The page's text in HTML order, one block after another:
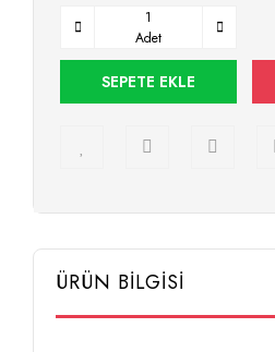
Adet
SEPETE EKLE
ÜRÜN BİLGİSİ